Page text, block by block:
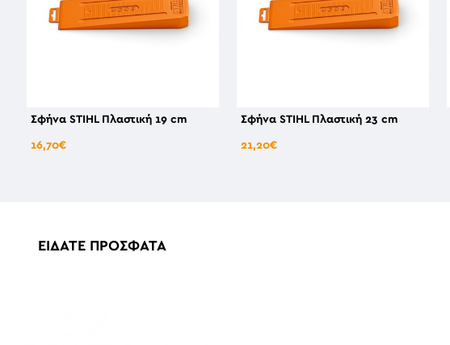
Σφήνα STIHL Πλαστική 19 cm
16,70€
Σφήνα STIHL Πλαστική 23 cm
21,20€
ΕΊΔΑΤΕ ΠΡΌΣΦΑΤΑ